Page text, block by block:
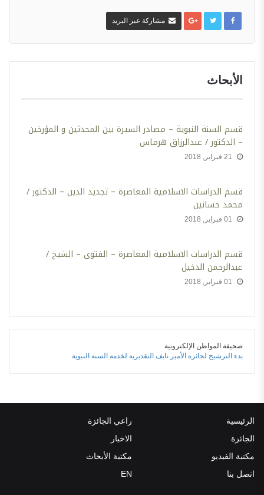
مشاركة عبر البريد
الأبحاث
قسم السنة النبوية – مصادر السيرة بين المحدثين و المؤرخين
– الدكتور / عبدالرزاق هرماس
‫قسم الدراسات الاسلامية المعاصرة – تجديد الدين – الدكتور /
محمد حسانين
قسم الدراسات الاسلامية المعاصرة – الفتوى – الشيخ /
عبدالرحمن الدخيل
صحيفة المواطن الإلكترونية
بدء الترشيح لجائزة الأمير نايف التقديرية لخدمة السنة النبوية
الرئيسية
راعي الجائزة
الجائزة
الاخبار
مكتبة الفيديو
مكتبة الأبحاث
اتصل بنا
EN